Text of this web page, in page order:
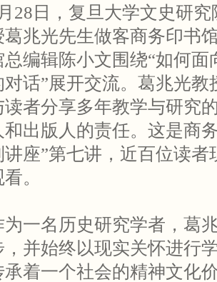
28日，复旦大学文史研
葛兆光先生做客商务印书
总编辑陈小文围绕“如何
对话”展开交流。葛兆光
读者分享多年教学与研究
和出版人的责任。这是商
讲座”第七讲，近百位读者
。
为一名历史研究学者，葛
，并始终以现实关怀进行
承着一个社会的精神文化